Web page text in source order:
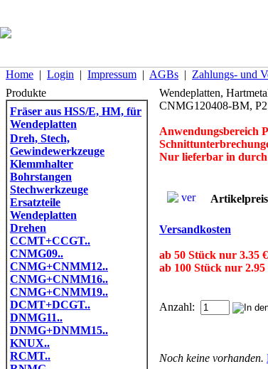
Home | Login | Impressum | AGBs | Zahlungs- und
Produkte
Fräser aus HSS/E, HM, für
Wendeplatten
Dreh, Stech,
Gewindewerkzeuge
Klemmhalter
Bohrstangen
Stechwerkzeuge
Ersatzteile
Wendeplatten
Drehen
CCMT+CCGT..
CNMG09..
CNMG+CNMM12..
CNMG+CNMM16..
CNMG+CNMM19..
DCMT+DCGT..
DNMG11..
DNMG+DNMM15..
KNUX..
RCMT..
Wendeplatten,
CNMG120408-BM,
Anwendungsbereich
Nur lieferbar in durch
Versandkosten
ab 50 Stück nur 3.35
ab 100 Stück nur
Anzahl:
Noch keine vorhanden.